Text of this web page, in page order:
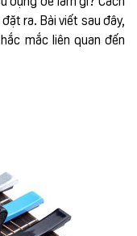
ra. Bài viết sau đây,
mắc liên quan đến